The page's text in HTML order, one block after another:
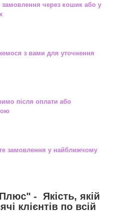
через кошик або у
з вами для уточнення
після оплати або
замовлення у найближчому
Плюс" - Якість, якій
клієнтів по всій